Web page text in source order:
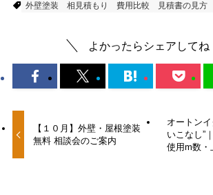
外壁塗装
相見積もり 費用比較 見積書の見方
よかったらシェアしてね
【１０月】外壁・屋根塗装
無料 相談会のご案内
オートン
いこなし”
使用m数・